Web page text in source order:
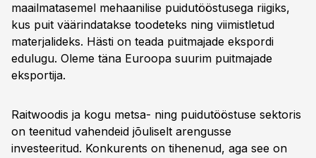
maailmatasemel mehaanilise puidutööstusega riigiks,
kus puit väärindatakse toodeteks ning viimistletud
materjalideks. Hästi on teada puitmajade ekspordi
edulugu. Oleme täna Euroopa suurim puitmajade
eksportija.
Raitwoodis ja kogu metsa- ning puidutööstuse sektoris
on teenitud vahendeid jõuliselt arengusse
investeeritud. Konkurents on tihenenud, aga see on